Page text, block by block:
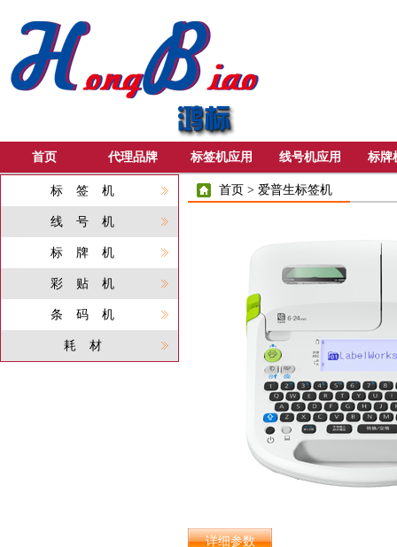
首页 代理品牌 标签机应用 线号机应用 标牌
标签机
线号机
标牌机
彩贴机
条码机
耗材
首页 > 爱普生标签机
详细参数